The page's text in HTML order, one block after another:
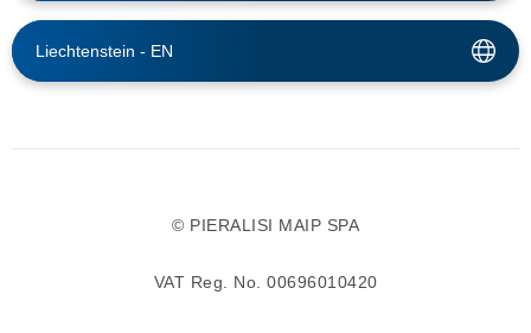
Liechtenstein - EN
© PIERALISI MAIP SPA
VAT Reg. No. 00696010420